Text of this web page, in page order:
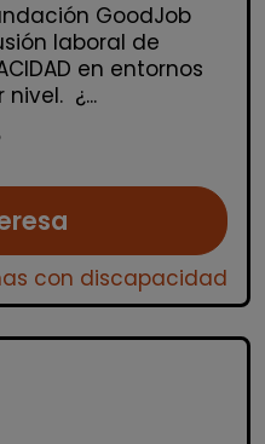
GoodJob
laboral de
en entornos
¿...
con discapacidad